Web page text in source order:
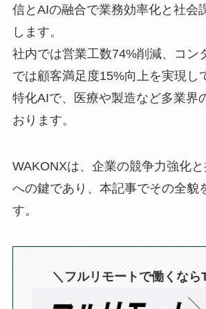
信とAIの融合で業務効率化と社会
します。
社内では営業工数74%削減、コン
では顧客満足度15%向上を実現し
特化AIで、医療や製造など多業界
おります。
WAKONXは、企業の競争力強化
への鍵であり、本記事でその全貌
す。
＼フルリモートで働くなら